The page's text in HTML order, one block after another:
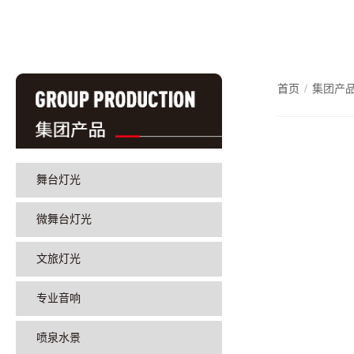
舞台灯光
微舞台灯光
文旅灯光
专业音响
喷泉水景
首页 / 集团产